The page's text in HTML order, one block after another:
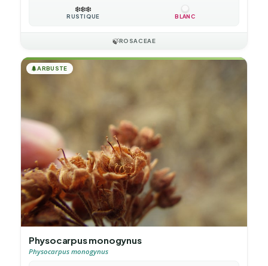
❄️❄️❄️
RUSTIQUE BLANC
🍃ROSACEAE
🌲ARBUSTE
Physocarpus monogynus
Physocarpus monogynus